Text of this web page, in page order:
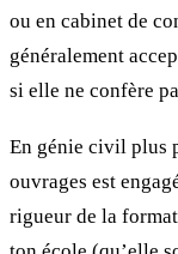
ou en cabinet de
généralement
si elle ne confère
En génie civil plus
ouvrages est
rigueur de la